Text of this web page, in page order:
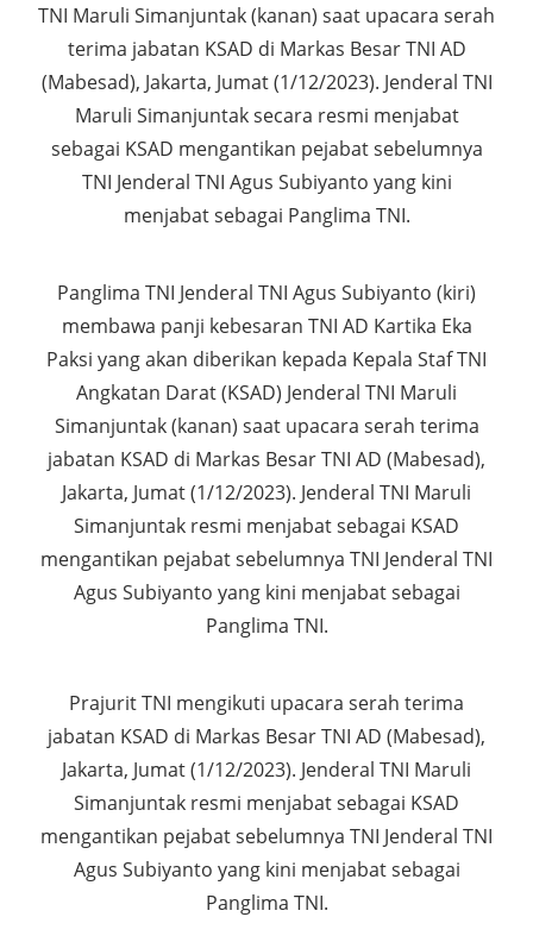
TNI Maruli Simanjuntak (kanan) saat upacara serah
terima jabatan KSAD di Markas Besar TNI AD
(Mabesad), Jakarta, Jumat (1/12/2023). Jenderal TNI
Maruli Simanjuntak secara resmi menjabat
sebagai KSAD mengantikan pejabat sebelumnya
TNI Jenderal TNI Agus Subiyanto yang kini
menjabat sebagai Panglima TNI.
Panglima TNI Jenderal TNI Agus Subiyanto (kiri)
membawa panji kebesaran TNI AD Kartika Eka
Paksi yang akan diberikan kepada Kepala Staf TNI
Angkatan Darat (KSAD) Jenderal TNI Maruli
Simanjuntak (kanan) saat upacara serah terima
jabatan KSAD di Markas Besar TNI AD (Mabesad),
Jakarta, Jumat (1/12/2023). Jenderal TNI Maruli
Simanjuntak resmi menjabat sebagai KSAD
mengantikan pejabat sebelumnya TNI Jenderal TNI
Agus Subiyanto yang kini menjabat sebagai
Panglima TNI.
Prajurit TNI mengikuti upacara serah terima
jabatan KSAD di Markas Besar TNI AD (Mabesad),
Jakarta, Jumat (1/12/2023). Jenderal TNI Maruli
Simanjuntak resmi menjabat sebagai KSAD
mengantikan pejabat sebelumnya TNI Jenderal TNI
Agus Subiyanto yang kini menjabat sebagai
Panglima TNI.